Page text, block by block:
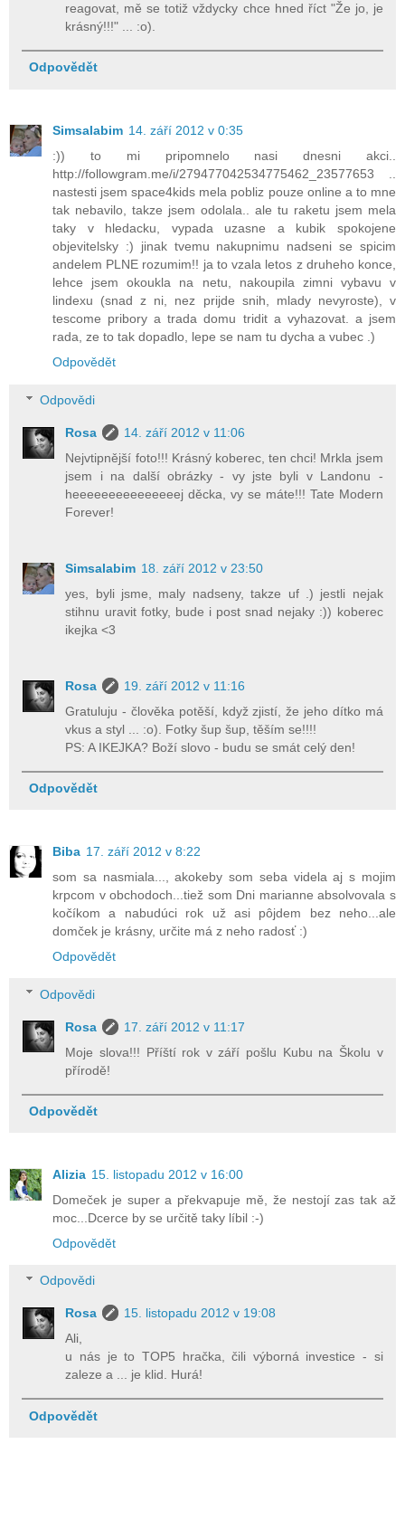
reagovat, mě se totiž vždycky chce hned říct "Že jo, je
krásný!!!" ... :o).
Odpovědět
Simsalabim 14. září 2012 v 0:35
:)) to mi pripomnelo nasi dnesni akci..
http://followgram.me/i/279477042534775462_23577653 ..
nastesti jsem space4kids mela pobliz pouze online a to mne
tak nebavilo, takze jsem odolala.. ale tu raketu jsem mela
taky v hledacku, vypada uzasne a kubik spokojene
objevitelsky :) jinak tvemu nakupnimu nadseni se spicim
andelem PLNE rozumim!! ja to vzala letos z druheho konce,
lehce jsem okoukla na netu, nakoupila zimni vybavu v
lindexu (snad z ni, nez prijde snih, mlady nevyroste), v
tescome pribory a trada domu tridit a vyhazovat. a jsem
rada, ze to tak dopadlo, lepe se nam tu dycha a vubec .)
Odpovědět
Odpovědi
Rosa
14. září 2012 v 11:06
Nejvtipnější foto!!! Krásný koberec, ten chci! Mrkla jsem
jsem i na další obrázky - vy jste byli v Landonu -
heeeeeeeeeeeeeeej děcka, vy se máte!!! Tate Modern
Forever!
Simsalabim 18. září 2012 v 23:50
yes, byli jsme, maly nadseny, takze uf .) jestli nejak
stihnu uravit fotky, bude i post snad nejaky :)) koberec
ikejka <3
Rosa
19. září 2012 v 11:16
Gratuluju - člověka potěší, když zjistí, že jeho dítko má
vkus a styl ... :o). Fotky šup šup, těším se!!!!
PS: A IKEJKA? Boží slovo - budu se smát celý den!
Odpovědět
Biba 17. září 2012 v 8:22
som sa nasmiala..., akokeby som seba videla aj s mojim
krpcom v obchodoch...tiež som Dni marianne absolvovala s
kočíkom a nabudúci rok už asi pôjdem bez neho...ale
domček je krásny, určite má z neho radosť :)
Odpovědět
Odpovědi
Rosa
17. září 2012 v 11:17
Moje slova!!! Příští rok v září pošlu Kubu na Školu v
přírodě!
Odpovědět
Alizia 15. listopadu 2012 v 16:00
Domeček je super a překvapuje mě, že nestojí zas tak až
moc...Dcerce by se určitě taky líbil :-)
Odpovědět
Odpovědi
Rosa
15. listopadu 2012 v 19:08
Ali,
u nás je to TOP5 hračka, čili výborná investice - si
zaleze a ... je klid. Hurá!
Odpovědět